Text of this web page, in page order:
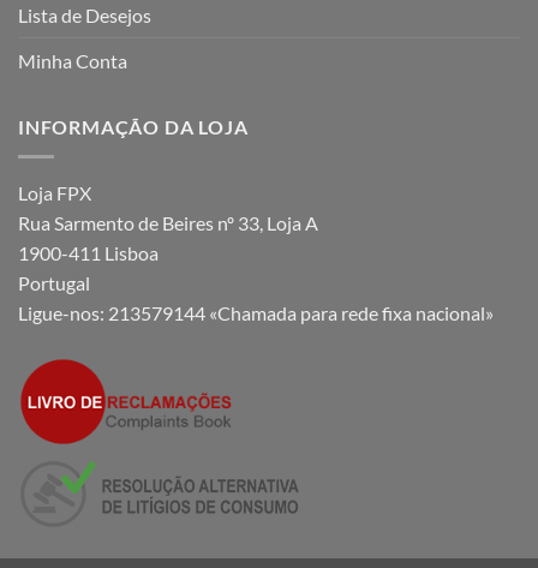
Lista de Desejos
Minha Conta
INFORMAÇÃO DA LOJA
Loja FPX
Rua Sarmento de Beires nº 33, Loja A
1900-411 Lisboa
Portugal
Ligue-nos: 213579144 «Chamada para rede fixa nacional»